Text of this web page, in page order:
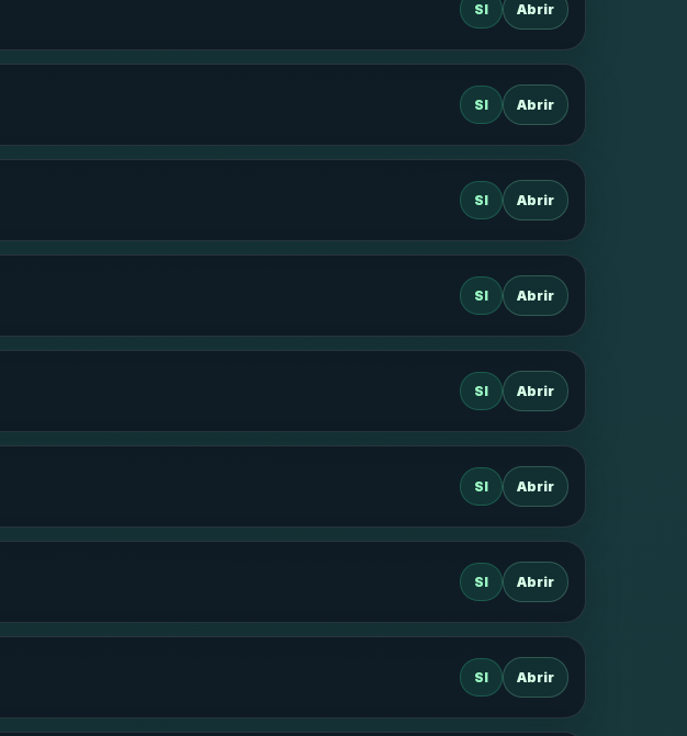
SI Abrir
SI Abrir
SI Abrir
SI Abrir
SI Abrir
SI Abrir
SI Abrir
SI Abrir